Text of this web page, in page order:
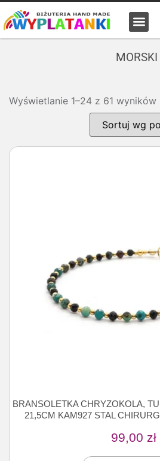
MORSKI
Wyświetlanie 1–24 z 61 wyników
BRANSOLETKA CHRYZOKOLA,
21,5CM KAM927 STAL
99,00 zł